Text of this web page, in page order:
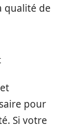
qualité de
pour
Si votre